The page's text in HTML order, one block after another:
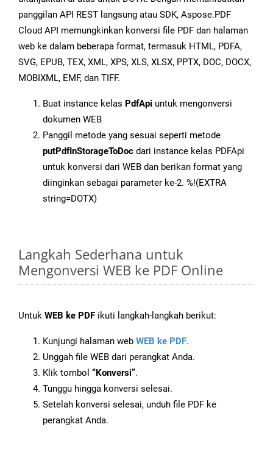
panggilan API REST langsung atau SDK, Aspose.PDF
Cloud API memungkinkan konversi file PDF dan halaman
web ke dalam beberapa format, termasuk HTML, PDFA,
SVG, EPUB, TEX, XML, XPS, XLS, XLSX, PPTX, DOC, DOCX,
MOBIXML, EMF, dan TIFF.
Buat instance kelas PdfApi untuk mengonversi
dokumen WEB
Panggil metode yang sesuai seperti metode
putPdfInStorageToDoc dari instance kelas PDFApi
untuk konversi dari WEB dan berikan format yang
diinginkan sebagai parameter ke-2. %!(EXTRA
string=DOTX)
Langkah Sederhana untuk
Mengonversi WEB ke PDF Online
Untuk WEB ke PDF ikuti langkah-langkah berikut:
Kunjungi halaman web WEB ke PDF.
Unggah file WEB dari perangkat Anda.
Klik tombol “Konversi”.
Tunggu hingga konversi selesai.
Setelah konversi selesai, unduh file PDF ke
perangkat Anda.